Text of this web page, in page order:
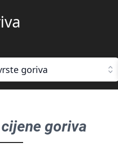
goriva
goriva